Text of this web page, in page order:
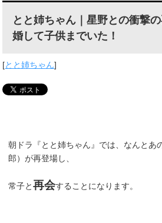
とと姉ちゃん｜星野との衝撃
婚して子供までいた！
[とと姉ちゃん]
朝ドラ『とと姉ちゃん』では、なんとあ
郎）が再登場し、
常子と再会することになります。